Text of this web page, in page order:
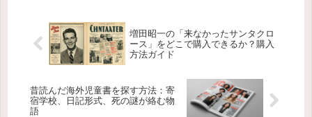
増田昭一の「来なかったサンタクロ
ース」をどこで購入できるか？購入
方法ガイド
昔読んだ海外児童書を探す方法：寄
宿学校、日記形式、死の謎が絡む物
語